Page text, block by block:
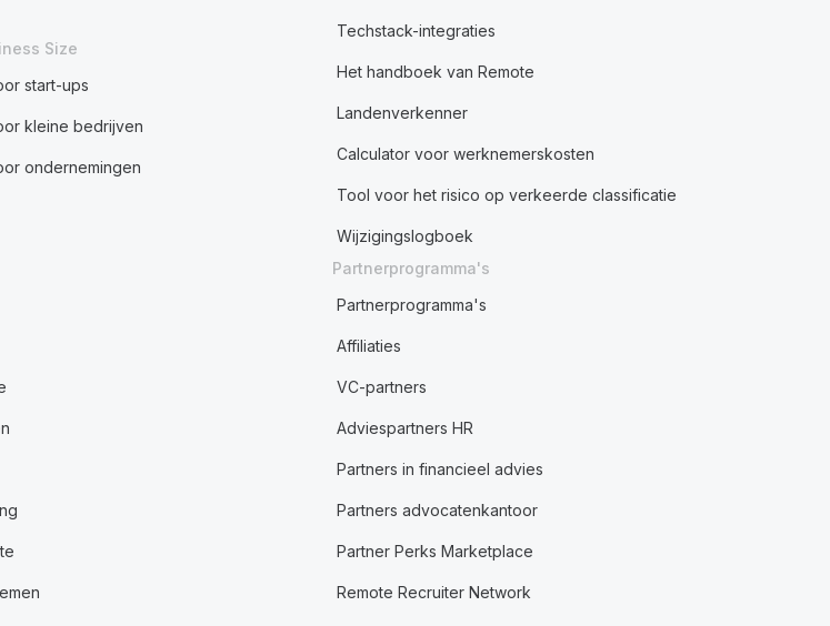
Size
start-ups
kleine bedrijven
ondernemingen
Techstack-integraties
Het handboek van Remote
Landenverkenner
Calculator voor werknemerskosten
Tool voor het risico op verkeerde classificatie
Wijzigingslogboek
Partnerprogramma's
Partnerprogramma's
Affiliaties
VC-partners
Adviespartners HR
Partners in financieel advies
Partners advocatenkantoor
Partner Perks Marketplace
Remote Recruiter Network